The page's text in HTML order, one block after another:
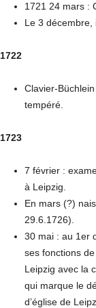
1721 24 mars :
Le 3 décembre,
1722
Clavier-
tempéré.
1723
7 février :
à Leipzig.
En mars (?)
29.6.1726).
30 mai : au 1er
ses fonctions
Leipzig avec la
qui marque le
d’église de